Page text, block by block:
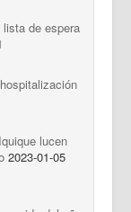
de espera
lucen
2023-01-05